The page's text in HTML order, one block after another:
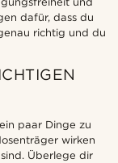
dafür, dass du
richtig und du
paar Dinge zu
wirken
Überlege dir